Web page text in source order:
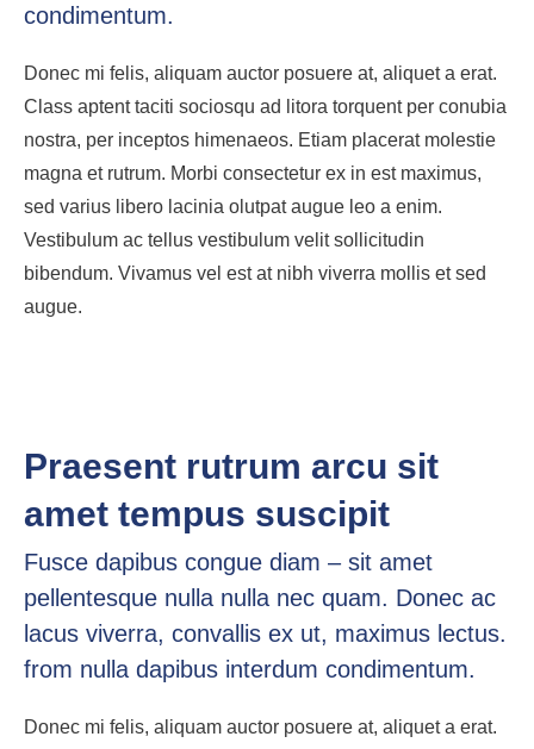
condimentum.
Donec mi felis, aliquam auctor posuere at, aliquet a erat.
Class aptent taciti sociosqu ad litora torquent per conubia
nostra, per inceptos himenaeos. Etiam placerat molestie
magna et rutrum. Morbi consectetur ex in est maximus,
sed varius libero lacinia olutpat augue leo a enim.
Vestibulum ac tellus vestibulum velit sollicitudin
bibendum. Vivamus vel est at nibh viverra mollis et sed
augue.
Praesent rutrum arcu sit
amet tempus suscipit
Fusce dapibus congue diam – sit amet
pellentesque nulla nulla nec quam. Donec ac
lacus viverra, convallis ex ut, maximus lectus.
from nulla dapibus interdum condimentum.
Donec mi felis, aliquam auctor posuere at, aliquet a erat.